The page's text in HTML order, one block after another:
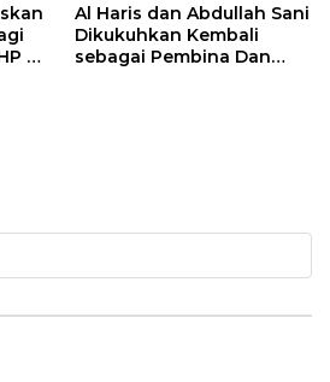
di
Al Haris dan Abdullah Sani
Dikukuhkan Kembali
sebagai Pembina Dan